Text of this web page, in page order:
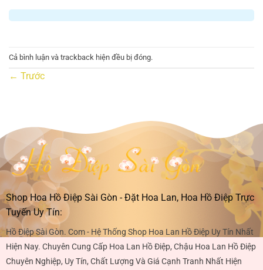
Cả bình luận và trackback hiện đều bị đóng.
← Trước
Shop Hoa Hồ Điệp Sài Gòn - Đặt Hoa Lan, Hoa Hồ Điệp Trực
Tuyến Uy Tín:
Hồ Điệp Sài Gòn. Com - Hệ Thống Shop Hoa Lan Hồ Điệp Uy Tín Nhất
Hiện Nay. Chuyên Cung Cấp Hoa Lan Hồ Điệp, Chậu Hoa Lan Hồ Điệp
Chuyên Nghiệp, Uy Tín, Chất Lượng Và Giá Cạnh Tranh Nhất Hiện